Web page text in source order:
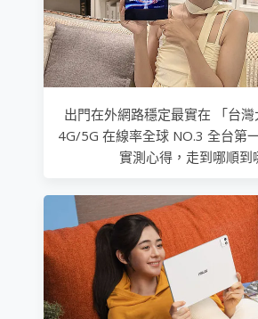
出門在外網路穩定最實在 「台
4G/5G 在線率全球 NO.3 全台第
實測心得，走到哪順到